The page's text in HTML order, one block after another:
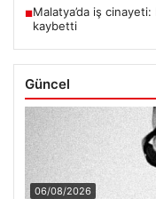
■Malatya’da iş cinayeti:
kaybetti
Güncel
06/08/2026